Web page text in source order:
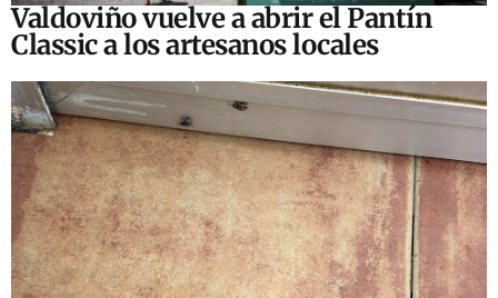
Valdoviño vuelve a abrir el Pantín
Classic a los artesanos locales